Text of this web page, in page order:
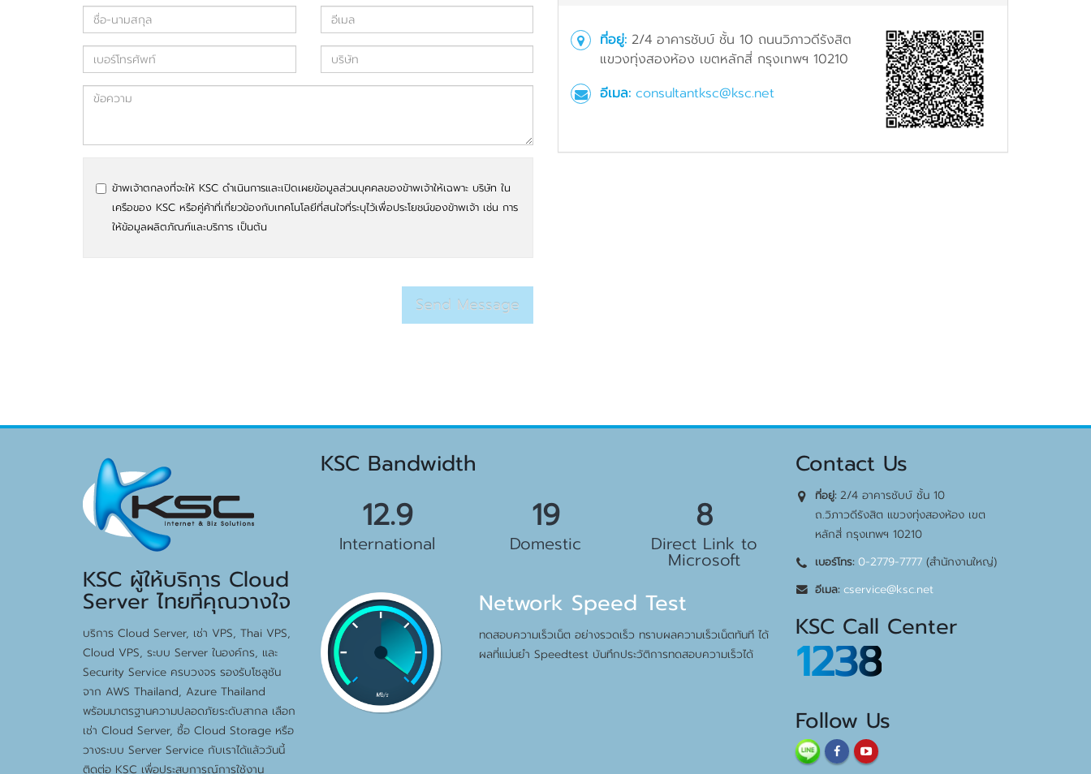
ข้าพเจ้าตกลงที่จะให้ KSC ดำเนินการและเปิดเผยข้อมูลส่วนบุคคลของข้าพเจ้าให้เฉพาะ บริษัท ใน
เครือของ KSC หรือคู่ค้าที่เกี่ยวข้องกับเทคโนโลยีที่สนใจที่ระบุไว้เพื่อประโยชน์ของข้าพเจ้า เช่น การ
ให้ข้อมูลผลิตภัณฑ์และบริการ เป็นต้น
ที่อยู่: 2/4 อาคารชับบ์ ชั้น 10 ถนนวิภาวดีรังสิต
แขวงทุ่งสองห้อง เขตหลักสี่ กรุงเทพฯ 10210
อีเมล: consultantksc@ksc.net
KSC ผู้ให้บริการ Cloud
Server ไทยที่คุณวางใจ
บริการ Cloud Server, เช่า VPS, Thai VPS,
Cloud VPS, ระบบ Server ในองค์กร, และ
Security Service ครบวงจร รองรับโซลูชัน
จาก AWS Thailand, Azure Thailand
พร้อมมาตรฐานความปลอดภัยระดับสากล เลือก
เช่า Cloud Server, ซื้อ Cloud Storage หรือ
วางระบบ Server Service กับเราได้แล้ววันนี้
ติดต่อ KSC เพื่อประสบการณ์การใช้งาน
KSC Bandwidth
15.5 Gbps
International
23 Gbps
Domestic
10 Gbps
Direct Link to
Microsoft
Network Speed Test
ทดสอบความเร็วเน็ต อย่างรวดเร็ว ทราบผลความเร็วเน็ตทันที ได้
ผลที่แม่นยำ Speedtest บันทึกประวัติการทดสอบความเร็วได้
Contact Us
ที่อยู่:2/4 อาคารชับบ์ ชั้น 10
ถ.วิภาวดีรังสิต แขวงทุ่งสองห้อง เขต
หลักสี่ กรุงเทพฯ 10210
เบอร์โทร: 0-2779-7777(สำนักงานใหญ่)
อีเมล: cservice@ksc.net
KSC Call Center
1238
Follow Us